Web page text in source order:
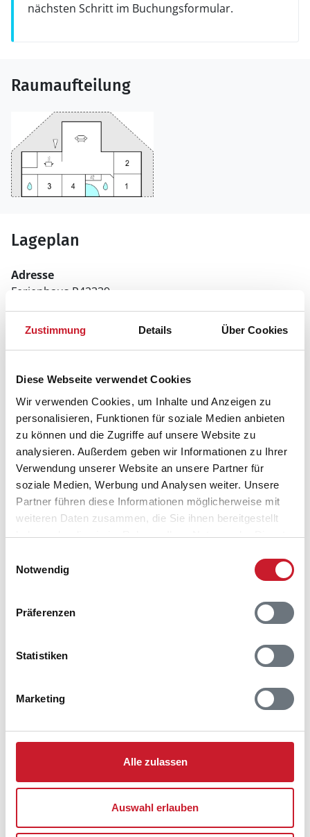
Zustimmung Details Über Cookies
Diese Webseite verwendet Cookies
Wir verwenden Cookies, um Inhalte und Anzeigen zu
personalisieren, Funktionen für soziale Medien anbieten
zu können und die Zugriffe auf unsere Website zu
analysieren. Außerdem geben wir Informationen zu Ihrer
Verwendung unserer Website an unsere Partner für
soziale Medien, Werbung und Analysen weiter. Unsere
Partner führen diese Informationen möglicherweise mit
weiteren Daten zusammen, die Sie ihnen bereitgestellt
haben oder die sie im Rahmen Ihrer Nutzung der Dienste
Notwendig
Präferenzen
Statistiken
Marketing
Alle zulassen
Auswahl erlauben
nächsten Schritt im Buchungsformular.
Raumaufteilung
Lageplan
Adresse
Ferienhaus P42339
Fyrrelunden 51
In Ihrem Browser scheint ein
Skriptblocker/AdBlocker aktiviert zu sein!
Das Bereitstellen und Ausführen einiger
Funktionen wird dadurch auf dieser Seite
verhindert. Um die Funktionen nutzen zu können,
deaktivieren Sie bitte den Blocker für diese Seite
oder setzen sie auf Ihre Whitelist.
haben, können Sie weiterhin selbst bestimmen,
welche Funktionen genutzt werden sollen.
Anzahl Reisende auswählen
Anreisetag im Belegungskalender anklicken
Sie bekommen Verfügbarkeit und Preis angezeigt
Reisedauer Anzahl Reisende
Bitte beachten Sie, dass sich bei Änderungen des
Hausbeschreibung und/oder der Ausstattung ergeben